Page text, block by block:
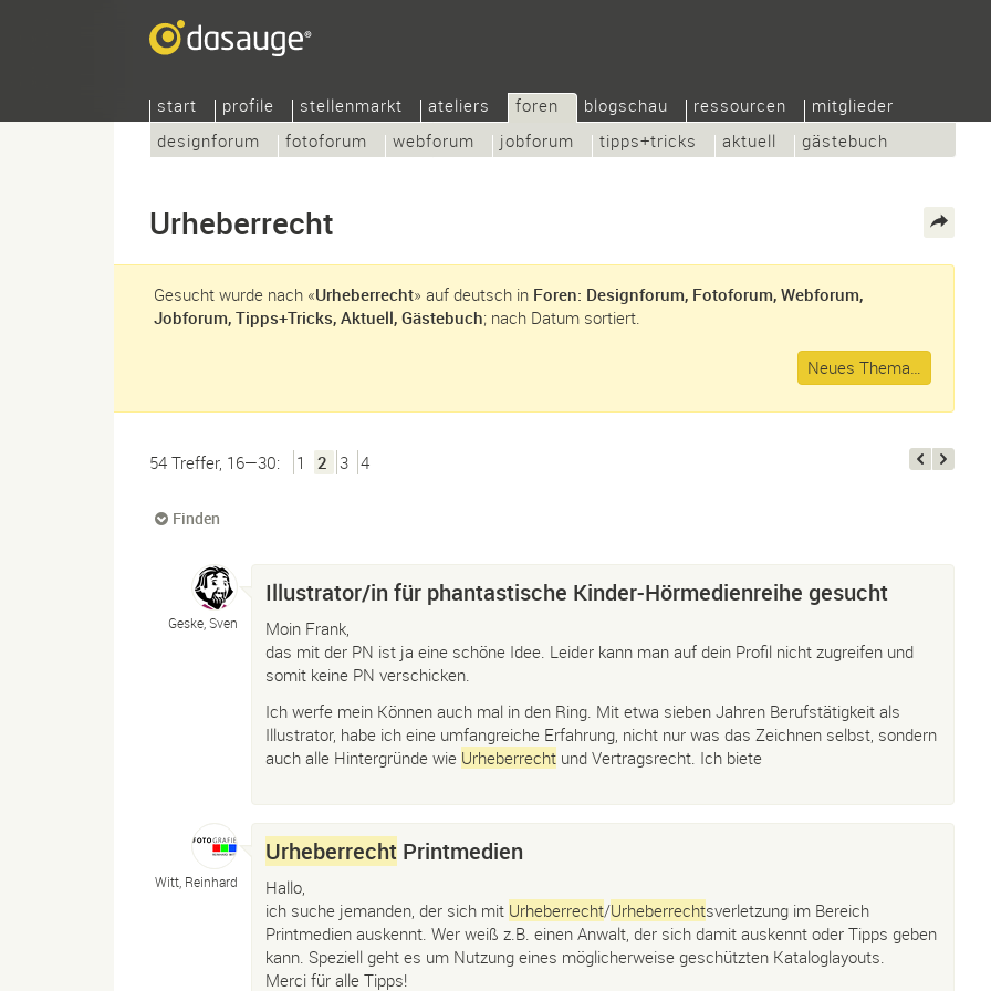
start profile stellenmarkt ateliers
foren
designforum
fotoforum webforum jobforum tipps+tricks aktuell gästebuch
blogschau ressourcen mitglieder
Urheberrecht
Gesucht wurde nach «Urheberrecht» auf deutsch in Foren: Designforum, Fotoforum, Webforum,
Jobforum, Tipps+Tricks, Aktuell, Gästebuch; nach Datum sortiert.
Neues Thema…
54 Treffer, 16—30: 1 2 3 4
Finden
Geske, Sven
Illustrator/in für phantastische Kinder-Hörmedienreihe gesucht
Moin Frank,
das mit der PN ist ja eine schöne Idee. Leider kann man auf dein Profil nicht zugreifen und
somit keine PN verschicken.
Ich werfe mein Können auch mal in den Ring. Mit etwa sieben Jahren Berufstätigkeit als
Illustrator, habe ich eine umfangreiche Erfahrung, nicht nur was das Zeichnen selbst, sondern
auch alle Hintergründe wie Urheberrecht und Vertragsrecht. Ich biete
Witt, Reinhard
Urheberrecht Printmedien
Hallo,
ich suche jemanden, der sich mit Urheberrecht/Urheberrechtsverletzung im Bereich
Printmedien auskennt. Wer weiß z.B. einen Anwalt, der sich damit auskennt oder Tipps geben
kann. Speziell geht es um Nutzung eines möglicherweise geschützten Kataloglayouts.
Merci für alle Tipps!